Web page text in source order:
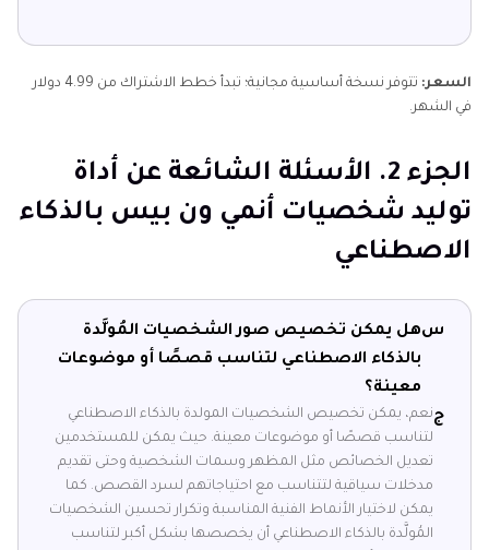
السعر:
تتوفر نسخة أساسية مجانية؛ تبدأ خطط الاشتراك من 4.99 دولار
في الشهر.
الجزء 2. الأسئلة الشائعة عن أداة
توليد شخصيات أنمي ون بيس بالذكاء
الاصطناعي
سهل يمكن تخصيص صور الشخصيات المُولَّدة
بالذكاء الاصطناعي لتناسب قصصًا أو موضوعات
معينة؟
جنعم، يمكن تخصيص الشخصيات المولدة بالذكاء الاصطناعي
لتناسب قصصًا أو موضوعات معينة. حيث يمكن للمستخدمين
تعديل الخصائص مثل المظهر وسمات الشخصية وحتى تقديم
مدخلات سياقية لتتناسب مع احتياجاتهم لسرد القصص. كما
يمكن لاختيار الأنماط الفنية المناسبة وتكرار تحسين الشخصيات
المُولَّدة بالذكاء الاصطناعي أن يخصصها بشكل أكبر لتناسب